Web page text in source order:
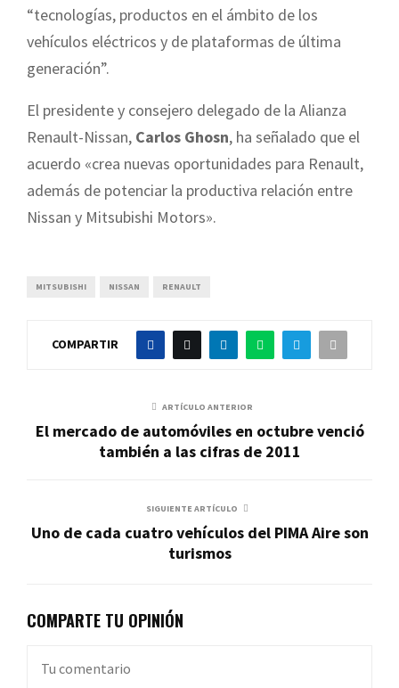
“tecnologías, productos en el ámbito de los
vehículos eléctricos y de plataformas de última
generación”.
El presidente y consejero delegado de la Alianza
Renault-Nissan, Carlos Ghosn, ha señalado que el
acuerdo «crea nuevas oportunidades para Renault,
además de potenciar la productiva relación entre
Nissan y Mitsubishi Motors».
MITSUBISHI NISSAN RENAULT
COMPARTIR
ARTÍCULO ANTERIOR
El mercado de automóviles en octubre venció
también a las cifras de 2011
SIGUIENTE ARTÍCULO
Uno de cada cuatro vehículos del PIMA Aire son
turismos
COMPARTE TU OPINIÓN